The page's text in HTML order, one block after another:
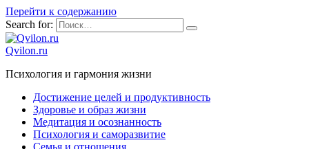
Перейти к содержанию
Search for:
Qvilon.ru
Психология и гармония жизни
Достижение целей и продуктивность
Здоровье и образ жизни
Медитация и осознанность
Психология и саморазвитие
Семья и отношения